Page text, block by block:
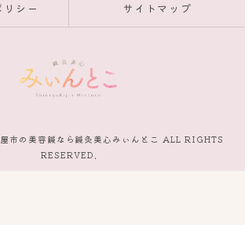
シー サイトマップ
市の美容鍼なら鍼灸美心みぃんとこ ALL RIGHTS
RESERVED.